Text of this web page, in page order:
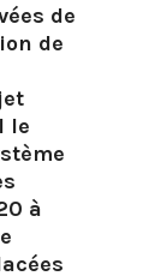
de
de
le
à